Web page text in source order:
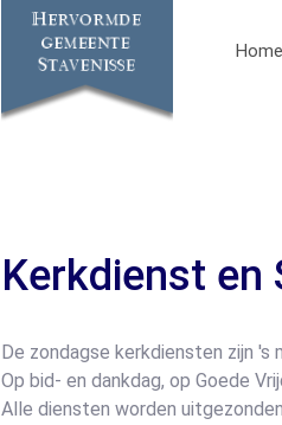
Home
Kerkdienst en
De zondagse kerkdiensten zijn 's
Op bid- en dankdag, op Goede
Alle diensten worden